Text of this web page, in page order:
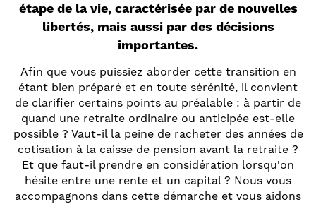
étape de la vie, caractérisée par de nouvelles
libertés, mais aussi par des décisions
importantes.
Afin que vous puissiez aborder cette transition en
étant bien préparé et en toute sérénité, il convient
de clarifier certains points au préalable : à partir de
quand une retraite ordinaire ou anticipée est-elle
possible ? Vaut-il la peine de racheter des années de
cotisation à la caisse de pension avant la retraite ?
Et que faut-il prendre en considération lorsqu'on
hésite entre une rente et un capital ? Nous vous
accompagnons dans cette démarche et vous aidons